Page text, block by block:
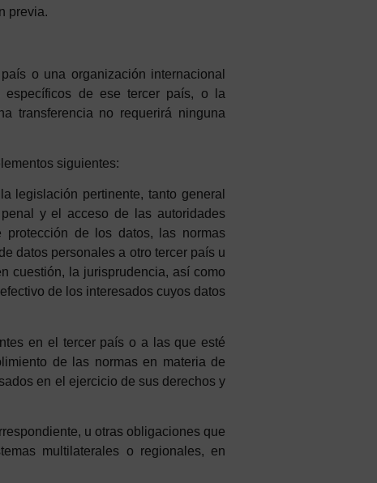
previa.
o una organización internacional
de ese tercer país, o la
transferencia no requerirá ninguna
siguientes:
legislación pertinente, tanto general
y el acceso de las autoridades
de los datos, las normas
datos personales a otro tercer país u
cuestión, la jurisprudencia, así como
de los interesados cuyos datos
en el tercer país o a las que esté
de las normas en materia de
en el ejercicio de sus derechos y
u otras obligaciones que
multilaterales o regionales, en